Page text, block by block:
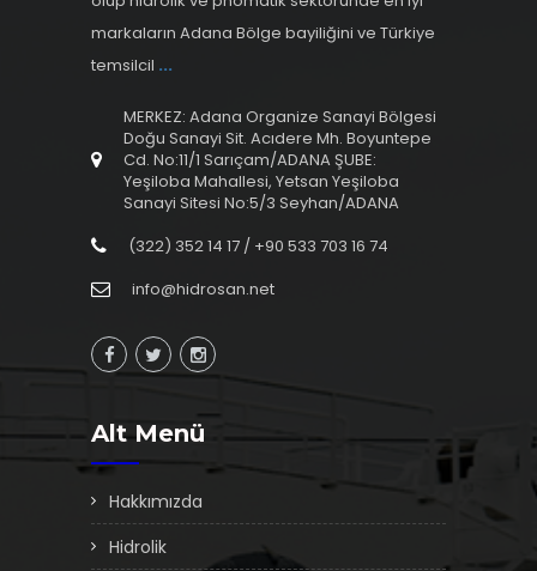
markaların Adana Bölge bayiliğini ve Türkiye
temsilcil ...
MERKEZ: Adana Organize Sanayi Bölgesi
Doğu Sanayi Sit. Acıdere Mh. Boyuntepe
Cd. No:11/1 Sarıçam/ADANA ŞUBE:
Yeşiloba Mahallesi, Yetsan Yeşiloba
Sanayi Sitesi No:5/3 Seyhan/ADANA
(322) 352 14 17 / +90 533 703 16 74
info@hidrosan.net
Alt Menü
Hakkımızda
Hidrolik